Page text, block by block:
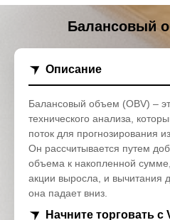
Балансовый
Описание
Балансовый объем (OBV) –
технического анализа,
поток для прогнозирования
Он рассчитывается путем
объема к накопленной
акции выросла, и вычитания
она падает вниз.
Начните торговать с